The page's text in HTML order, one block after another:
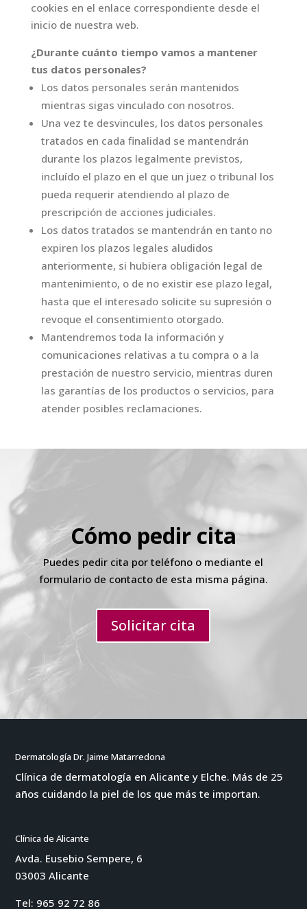
cookies en el enlace correspondiente desde el
inicio de nuestra web.
¿Durante cuánto tiempo vamos a mantener
tus datos personales?
Los datos personales serán mantenidos
mientras sigas vinculado con nosotros.
Una vez te desvincules, los datos personales
tratados en cada finalidad se mantendrán
durante los plazos legalmente previstos,
incluído el plazo en el que un juez o tribunal los
pueda requerir atendiendo al plazo de
prescripción de acciones judiciales.
Los datos tratados se mantendrán en tanto no
expiren los plazos legales aludidos
anteriormente, si hubiera obligación legal de
mantenimiento, o de no existir ese plazo legal,
hasta que el interesado solicite su supresión o
revoque el consentimiento otorgado.
Mantendremos toda la información y
comunicaciones relativas a tu compra o a la
prestación de nuestro servicio, mientras duren
las garantías de los productos o servicios, para
atender posibles reclamaciones.
Cómo pedir cita
Puedes pedir cita por teléfono o mediante el
formulario de contacto de esta misma página.
Solicitar cita
Dermatología Dr. Jaime Matarredona
Clínica de dermatología en Alicante y Elche. Más de 25
años cuidando la piel de los que más te importan.
Clínica de Alicante
Avda. Eusebio Sempere, 6
03003 Alicante
Tel: 965 92 72 86